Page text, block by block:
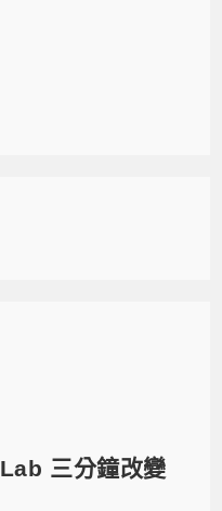
三分鐘改變